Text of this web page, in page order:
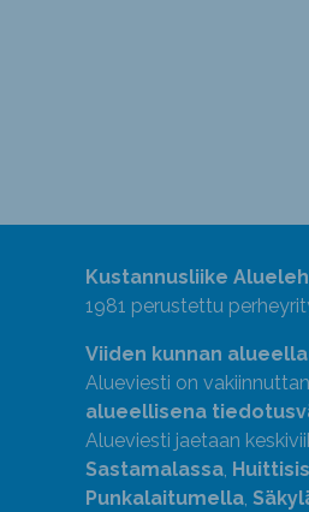
Kustannusliike
1981 perustettu
Viiden kunnan
Alueviesti on
alueellisena
Alueviesti jaetaan
Sastamalassa,
Punkalaitumella,